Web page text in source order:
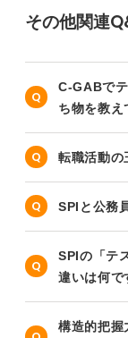
その他関連
C-GABで
ち物を教え
転職活動の
SPIと公務
SPIの「テ
違いは何で
構造的把握